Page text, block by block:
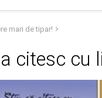
mari de tipar!
citesc cu